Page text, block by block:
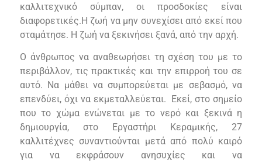
καλλιτεχνικό σύμπαν, οι προσδοκίες είναι
διαφορετικές.Η ζωή να μην συνεχίσει από εκεί που
σταμάτησε. Η ζωή να ξεκινήσει ξανά, από την αρχή.
Ο άνθρωπος να αναθεωρήσει τη σχέση του με το
περιβάλλον, τις πρακτικές και την επιρροή του σε
αυτό. Να μάθει να συμπορεύεται με σεβασμό, να
επενδύει, όχι να εκμεταλλεύεται. Εκεί, στο σημείο
που το χώμα ενώνεται με το νερό και ξεκινά η
δημιουργία, στο Εργαστήρι Κεραμικής, 27
καλλιτέχνες συναντιούνται μετά από πολύ καιρό
για να εκφράσουν ανησυχίες και να